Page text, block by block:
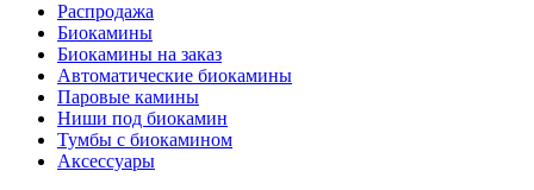
Распродажа
Биокамины
Биокамины на заказ
Автоматические биокамины
Паровые камины
Ниши под биокамин
Тумбы с биокамином
Аксессуары